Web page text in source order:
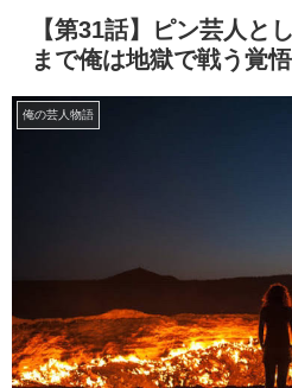
【第31話】ピン芸人と
まで俺は地獄で戦う覚
俺の芸人物語